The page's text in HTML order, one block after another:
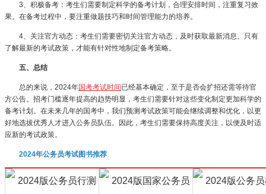
3、积极备考：考生们需要制定科学的备考计划，合理安排时间，注重复习效
果。在备考过程中，要注重做题技巧和时间管理能力的培养。
4、关注官方动态：考生们需要密切关注官方动态，及时获取最新消息。只有
了解最新的考试政策，才能有针对性地制定备考策略。
五、总结
总的来说，2024年国考考试时间已经基本确定，至于是否会扩招还需等待官
方公告。招考门槛逐年提高的趋势明显，考生们需要针对这些变化制定更加科学的
备考计划。在未来几年的国考中，我们预测考试政策可能会继续调整和优化，以更
好地选拔优秀人才进入公务员队伍。因此，考生们需要保持高度关注，以便及时适
应新的考试政策。
2024年公务员考试图书推荐